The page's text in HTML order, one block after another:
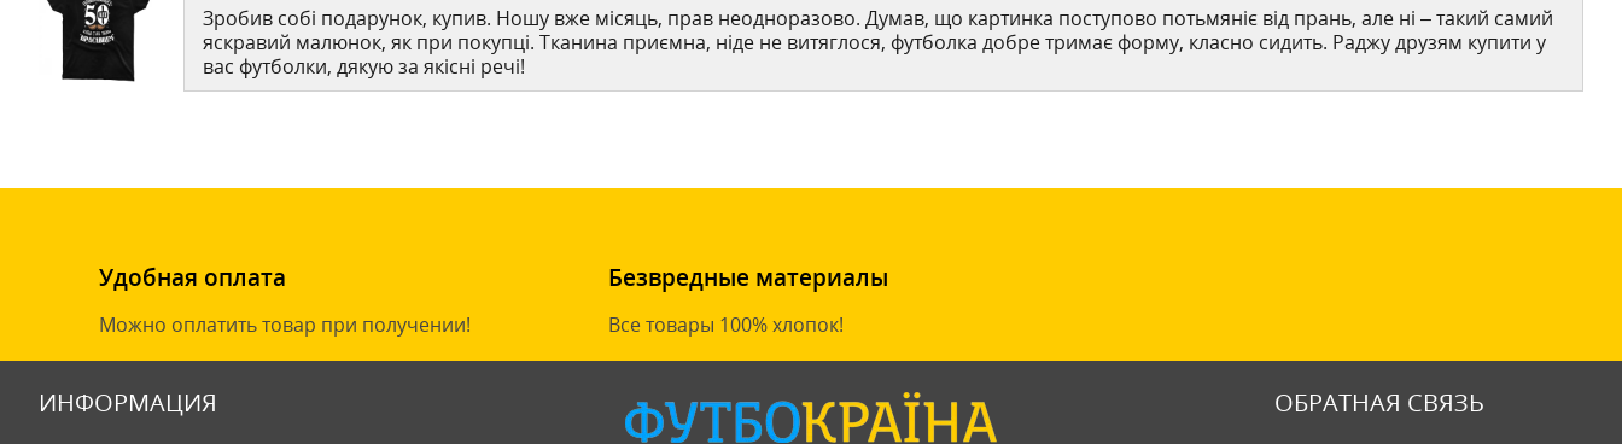
Зробив собі подарунок, купив. Ношу вже місяць, прав неодноразово. Думав, що картинка поступово потьмяніє від прань, але ні – такий самий
яскравий малюнок, як при покупці. Тканина приємна, ніде не витяглося, футболка добре тримає форму, класно сидить. Раджу друзям купити у
вас футболки, дякую за якісні речі!
Удобная оплата
Можно оплатить товар при получении!
Безвредные материалы
Все товары 100% хлопок!
ИНФОРМАЦИЯ ОБРАТНАЯ СВЯЗЬ